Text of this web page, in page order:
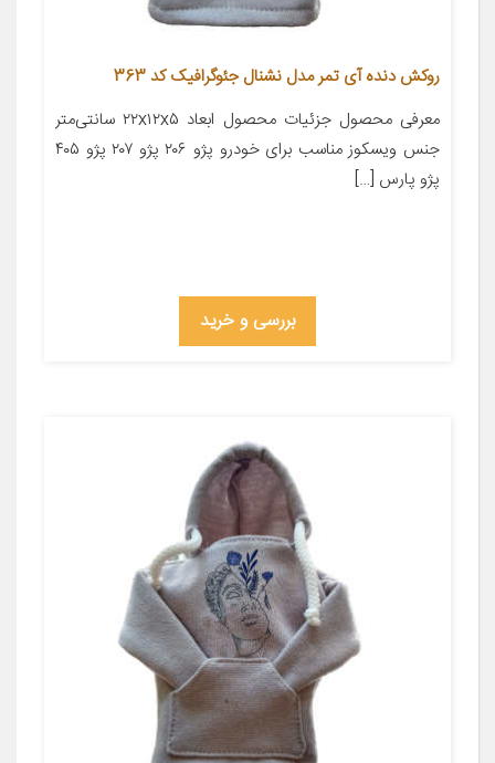
روکش دنده آی تمر مدل نشنال جئوگرافیک کد 363
معرفی محصول جزئیات محصول ابعاد ۲۲x۱۲x۵ سانتی‌متر
جنس ویسکوز مناسب برای خودرو پژو ۲۰۶ پژو ۲۰۷ پژو ۴۰۵
پژو پارس […]
بررسی و خرید